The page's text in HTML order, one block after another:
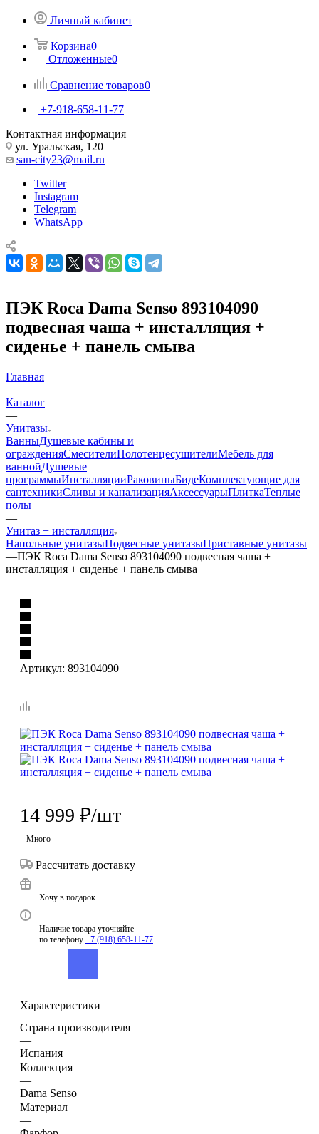
Личный кабинет
Корзина0
Отложенные0
Сравнение товаров0
+7-918-658-11-77
Контактная информация
ул. Уральская, 120
san-city23@mail.ru
Twitter
Instagram
Telegram
WhatsApp
ПЭК Roca Dama Senso 893104090
подвесная чаша + инсталляция +
сиденье + панель смыва
Главная
—
Каталог
—
Унитазы
ВанныДушевые кабины и
огражденияСмесителиПолотенцесушителиМебель для
ваннойДушевые
программыИнсталляцииРаковиныБидеКомплектующие для
сантехникиСливы и канализацияАксессуарыПлиткаТеплые
полы
—
Унитаз + инсталляция
Напольные унитазыПодвесные унитазыПриставные унитазы
—ПЭК Roca Dama Senso 893104090 подвесная чаша +
инсталляция + сиденье + панель смыва
Артикул: 893104090
14 999 ₽/шт
Много
Рассчитать доставку
Хочу в подарок
Наличие товара уточняйте
по телефону +7 (918) 658-11-77
Характеристики
Страна производителя
—
Испания
Коллекция
—
Dama Senso
Материал
—